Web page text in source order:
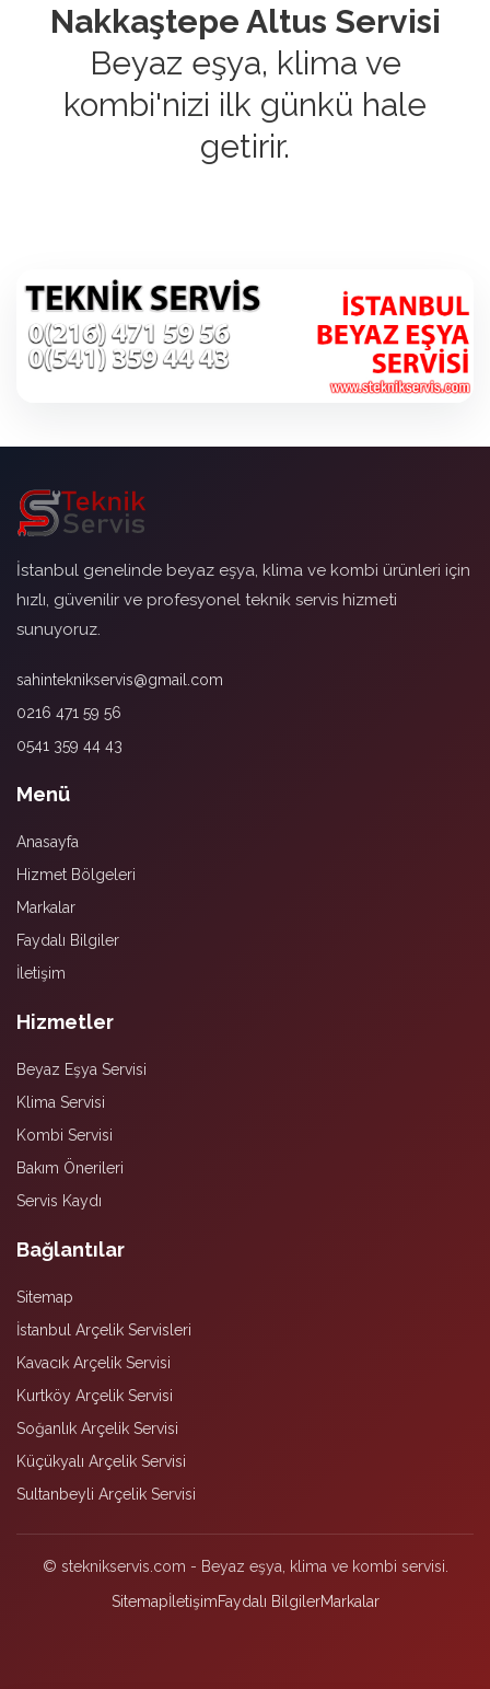
Nakkaştepe Altus Servisi
Beyaz eşya, klima ve
kombi'nizi ilk günkü hale
getirir.
İstanbul genelinde beyaz eşya, klima ve kombi ürünleri için
hızlı, güvenilir ve profesyonel teknik servis hizmeti
sunuyoruz.
sahinteknikservis@gmail.com
0216 471 59 56
0541 359 44 43
Menü
Anasayfa
Hizmet Bölgeleri
Markalar
Faydalı Bilgiler
İletişim
Hizmetler
Beyaz Eşya Servisi
Klima Servisi
Kombi Servisi
Bakım Önerileri
Servis Kaydı
Bağlantılar
Sitemap
İstanbul Arçelik Servisleri
Kavacık Arçelik Servisi
Kurtköy Arçelik Servisi
Soğanlık Arçelik Servisi
Küçükyalı Arçelik Servisi
Sultanbeyli Arçelik Servisi
© steknikservis.com - Beyaz eşya, klima ve kombi servisi.
SitemapİletişimFaydalı BilgilerMarkalar